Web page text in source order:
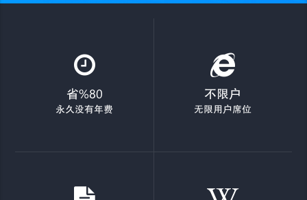
省%80
永久没有年费
不限户
无限用户席位